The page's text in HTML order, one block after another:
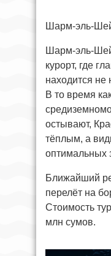
Шарм-эль-
Шарм-эль-
курорт, где
находится не
В то время
остывают,
тёплым, а
оптимальных
Ближайший
перелёт на
Стоимость
млн сумов.